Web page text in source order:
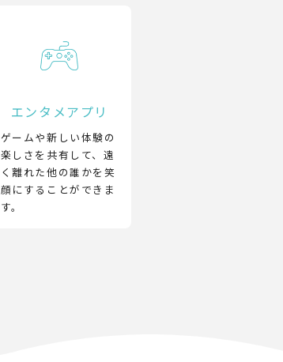
エンタメアプリ
ゲームや新しい体験の
楽しさを共有して、遠
く離れた他の誰かを笑
顔にすることができま
す。